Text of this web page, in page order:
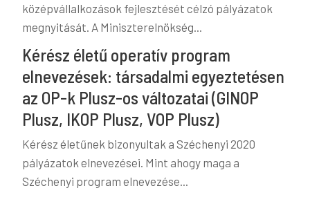
középvállalkozások fejlesztését célzó pályázatok
megnyitását. A Miniszterelnökség...
Kérész életű operatív program
elnevezések: társadalmi egyeztetésen
az OP-k Plusz-os változatai (GINOP
Plusz, IKOP Plusz, VOP Plusz)
Kérész életűnek bizonyultak a Széchenyi 2020
pályázatok elnevezései. Mint ahogy maga a
Széchenyi program elnevezése...